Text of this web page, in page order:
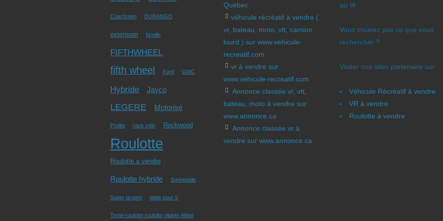
Coachmen DURANGO
extension famille
FIFTHWHEEL
fifth wheel Ford GMC
Hybride Jayco
LEGERE Motorisé
Prolite rack vélo Rockwood
Roulotte
Roulotte a vendre
Roulotte hybride Springdale
Super propre table pour 5
Tente-roulotte roulotte pliante Aliner
Québec
véhicule récréatif à vendre (
vr, bateau, moto, vtt, camion
lourd ) sur www.vehicule-
recreatif.com
vr à vendre sur
www.vehicule-recreatif.com
Annonce classée vr, vtt,
bateau, moto à vendre sur
www.annonce.ca
Annonce classée vr à
vendre sur www.annonce.ca
au Vr
Vous trouvez pas ce que vous
rechercher ?
Visiter nos sites partenaire sur:
Véhicule Récréatif à vendre
VR à vendre
Roulotte à vendre